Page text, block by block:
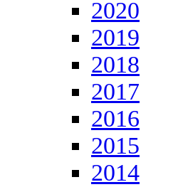
2020
2019
2018
2017
2016
2015
2014